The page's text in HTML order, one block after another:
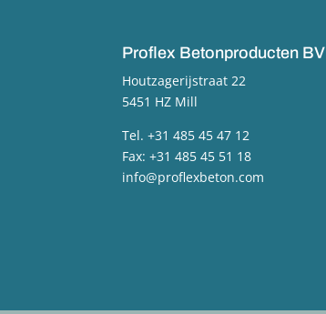
Proflex Betonproducten BV
Houtzagerijstraat 22
5451 HZ Mill
Tel. +31 485 45 47 12
Fax: +31 485 45 51 18
info@proflexbeton.com